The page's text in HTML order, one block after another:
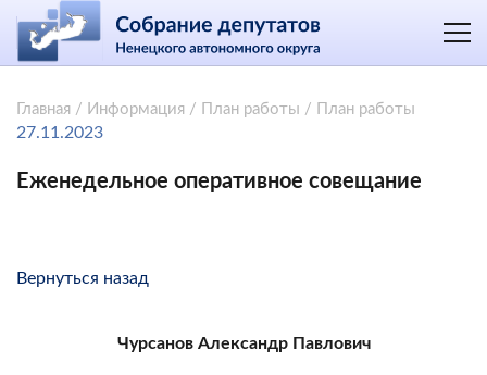
Главная / Информация / План работы / План работы
27.11.2023
Еженедельное оперативное совещание
Вернуться назад
Чурсанов Александр Павлович